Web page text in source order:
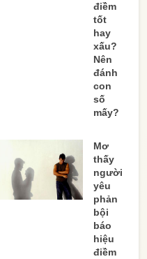
điềm
tốt
hay
xấu?
Nên
đánh
con
số
mấy?
Mơ
thấy
người
yêu
phản
bội
báo
hiệu
điềm